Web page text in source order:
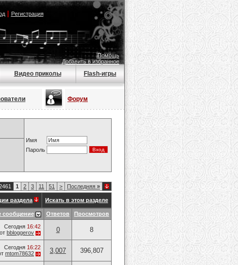
| Регистрация
Помощь
Добавить в избранное
Видео приколы Flash-игры
Форум
Имя
Пароль
1 2 3 11 51 > Последняя »
раздела Искать в этом разделе
сообщение Ответов Просмотров
Сегодня 16:42
от bbloggerov 0 8
Сегодня 16:22
mtom78632 3,007 396,807